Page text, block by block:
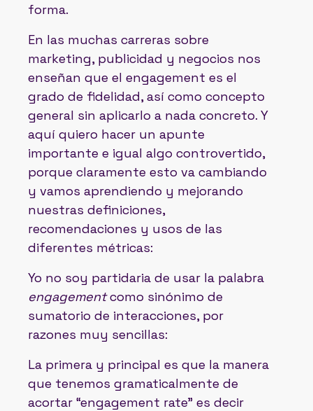
forma.
En las muchas carreras sobre
marketing, publicidad y negocios nos
enseñan que el engagement es el
grado de fidelidad, así como concepto
general sin aplicarlo a nada concreto. Y
aquí quiero hacer un apunte
importante e igual algo controvertido,
porque claramente esto va cambiando
y vamos aprendiendo y mejorando
nuestras definiciones,
recomendaciones y usos de las
diferentes métricas:
Yo no soy partidaria de usar la palabra
engagementcomo sinónimo de
sumatorio de interacciones, por
razones muy sencillas:
La primera y principal es que la manera
que tenemos gramaticalmente de
acortar “engagement rate” es decir